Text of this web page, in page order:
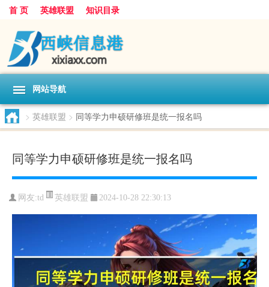
首 页 英雄联盟 知识目录
网站导航
> 英雄联盟 > 同等学力申硕研修班是统一报名吗
同等学力申硕研修班是统一报名吗
网友:td 英雄联盟 2024-10-28 22:30:13